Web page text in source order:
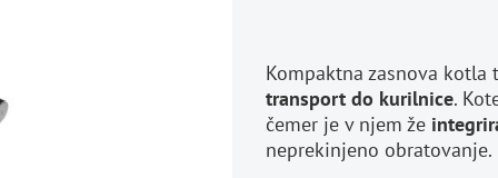
Kompaktna zasnova kotla
transport do kurilnice.
čemer je v njem že
neprekinjeno